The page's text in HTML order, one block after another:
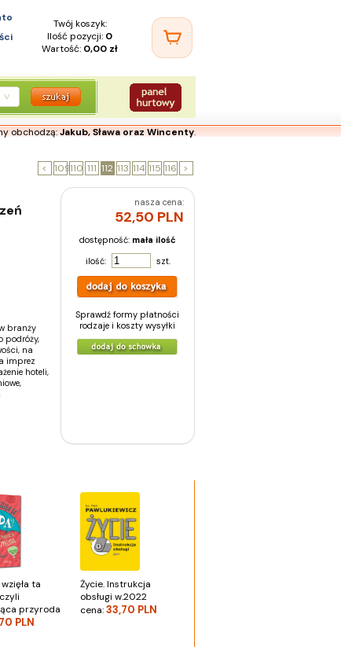
Twój koszyk:
Ilość pozycji: 0
Wartość: 0,00 zł
obchodzą:Jakub, Sława oraz Wincenty.
< 109110 111 112 113 114 115 116 >
nasza cena:
52,50 PLN
dostępność: mała ilość
ilość:
szt.
Sprawdź formy płatności
rodzaje i koszty wysyłki
branży
podróży,
na
imprez
hoteli,
ta
przyroda
PLN
Życie. Instrukcja
obsługi w.2022
cena:33,70 PLN